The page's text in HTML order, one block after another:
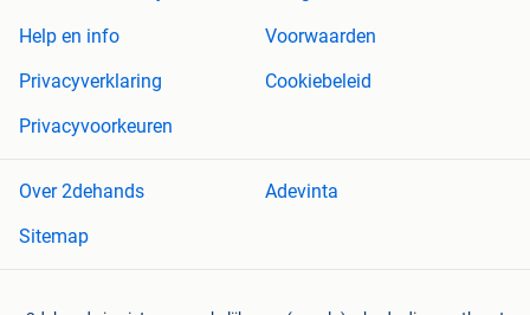
Help en info
Voorwaarden
Privacyverklaring
Cookiebeleid
Privacyvoorkeuren
Over 2dehands
Adevinta
Sitemap